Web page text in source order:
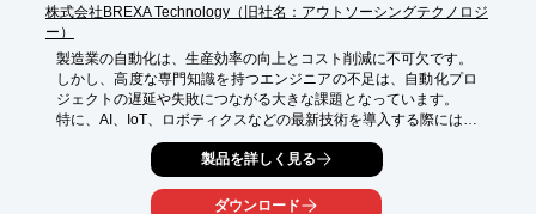
株式会社BREXA Technology（旧社名：アウトソーシングテクノロジ
ー）
製造業の自動化は、生産効率の向上とコスト削減に不可欠です。
しかし、高度な専門知識を持つエンジニアの不足は、自動化プロ
ジェクトの遅延や失敗につながる大きな課題となっています。
特に、AI、IoT、ロボティクスなどの最新技術を導入する際には、
これらの技術に精通したエンジニアの確保が重要です。
BREXA Technologyの『エンベスト』は、製造業における自動化
ニーズに応えるため、幅広い技術分野のフリーランスエンジニア
を紹介します。
製品を詳しく見る
ダウンロード